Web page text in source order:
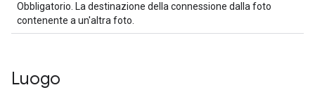
Obbligatorio. La destinazione della connessione dalla foto
contenente a un'altra foto.
Luogo